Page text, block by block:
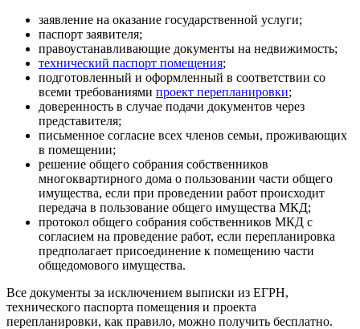
заявление на оказание государственной услуги;
паспорт заявителя;
правоустанавливающие документы на недвижимость;
технический паспорт помещения;
подготовленный и оформленный в соответствии со
всеми требованиями проект перепланировки;
доверенность в случае подачи документов через
представителя;
письменное согласие всех членов семьи, проживающих
в помещении;
решение общего собрания собственников
многоквартирного дома о пользовании части общего
имущества, если при проведении работ происходит
передача в пользование общего имущества МКД;
протокол общего собрания собственников МКД с
согласием на проведение работ, если перепланировка
предполагает присоединение к помещению части
общедомового имущества.
Все документы за исключением выписки из ЕГРН,
технического паспорта помещения и проекта
перепланировки, как правило, можно получить бесплатно.